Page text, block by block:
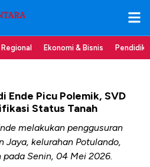
Regional Ekonomi & Bisnis
Ende Picu Polemik, SVD
Status Tanah
melakukan penggusuran
Jaya, kelurahan Potulando,
Senin, 04 Mei 2026.